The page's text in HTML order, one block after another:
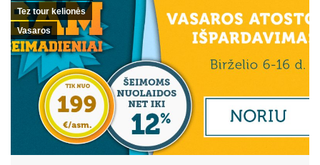
Tez tour kelionės
Vasaros